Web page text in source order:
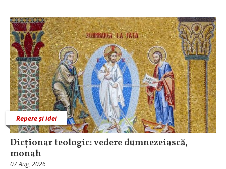
Repere și idei
Dicționar teologic: vedere dumnezeiască,
monah
07 Aug, 2026